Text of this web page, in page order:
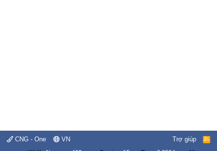
CNG - One VN Trợ giúp
R